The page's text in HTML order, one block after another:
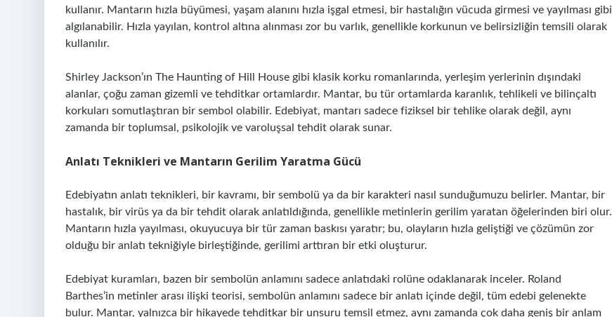
kullanır. Mantarın hızla büyümesi, yaşam alanını hızla işgal etmesi, bir hastalığın vücuda girmesi ve yayılması gibi
algılanabilir. Hızla yayılan, kontrol altına alınması zor bu varlık, genellikle korkunun ve belirsizliğin temsili olarak
kullanılır.
Shirley Jackson’ın The Haunting of Hill House gibi klasik korku romanlarında, yerleşim yerlerinin dışındaki
alanlar, çoğu zaman gizemli ve tehditkar ortamlardır. Mantar, bu tür ortamlarda karanlık, tehlikeli ve bilinçaltı
korkuları somutlaştıran bir sembol olabilir. Edebiyat, mantarı sadece fiziksel bir tehlike olarak değil, aynı
zamanda bir toplumsal, psikolojik ve varoluşsal tehdit olarak sunar.
Anlatı Teknikleri ve Mantarın Gerilim Yaratma Gücü
Edebiyatın anlatı teknikleri, bir kavramı, bir sembolü ya da bir karakteri nasıl sunduğumuzu belirler. Mantar, bir
hastalık, bir virüs ya da bir tehdit olarak anlatıldığında, genellikle metinlerin gerilim yaratan öğelerinden biri olur.
Mantarın hızla yayılması, okuyucuya bir tür zaman baskısı yaratır; bu, olayların hızla geliştiği ve çözümün zor
olduğu bir anlatı tekniğiyle birleştiğinde, gerilimi arttıran bir etki oluşturur.
Edebiyat kuramları, bazen bir sembolün anlamını sadece anlatıdaki rolüne odaklanarak inceler. Roland
Barthes’in metinler arası ilişki teorisi, sembolün anlamını sadece bir anlatı içinde değil, tüm edebi gelenekte
bulur. Mantar, yalnızca bir hikayede tehditkar bir unsuru temsil etmez, aynı zamanda çok daha geniş bir anlam